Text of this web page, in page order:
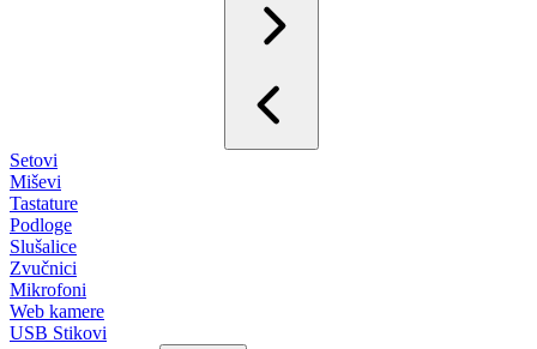
Setovi
Miševi
Tastature
Podloge
Slušalice
Zvučnici
Mikrofoni
Web kamere
USB Stikovi